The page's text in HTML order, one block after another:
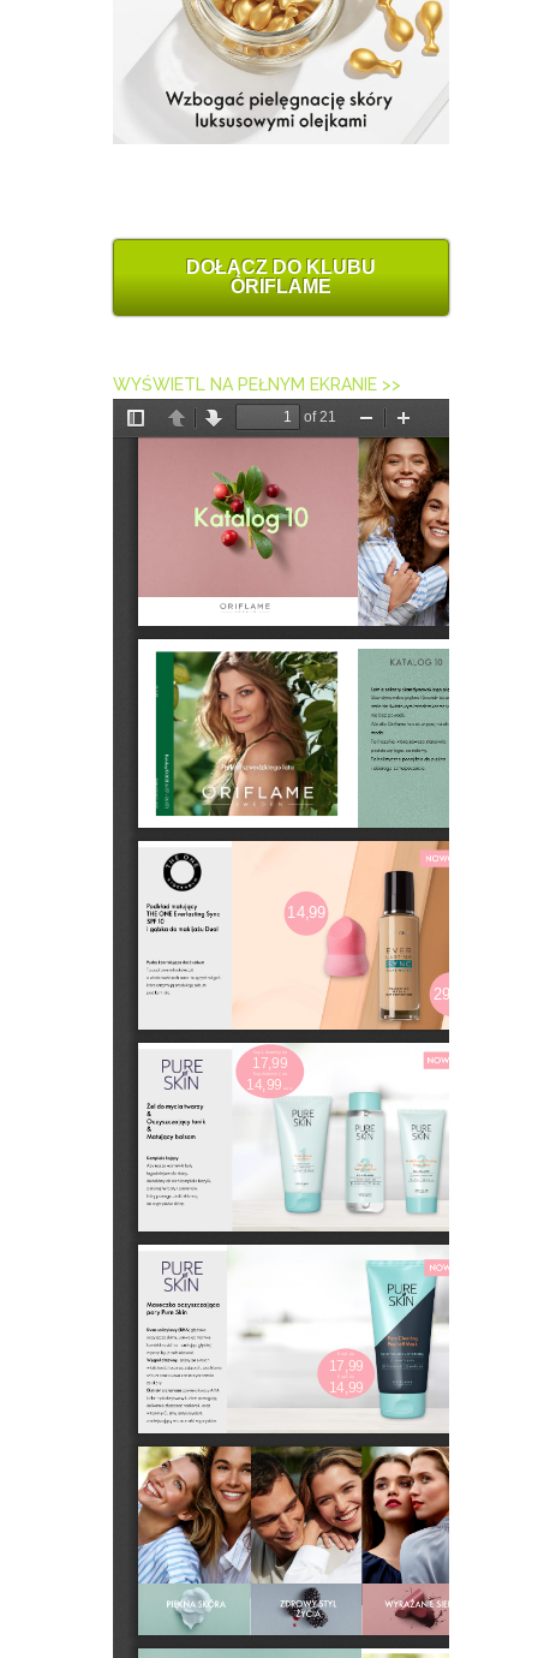
DOŁĄCZ DO KLUBU
ORIFLAME
WYŚWIETL NA PEŁNYM EKRANIE >>